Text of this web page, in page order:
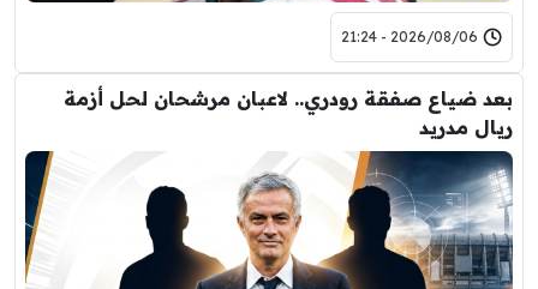
2026/08/06 - 21:24
بعد ضياع صفقة رودري.. لاعبان مرشحان لحل أزمة
ريال مدريد